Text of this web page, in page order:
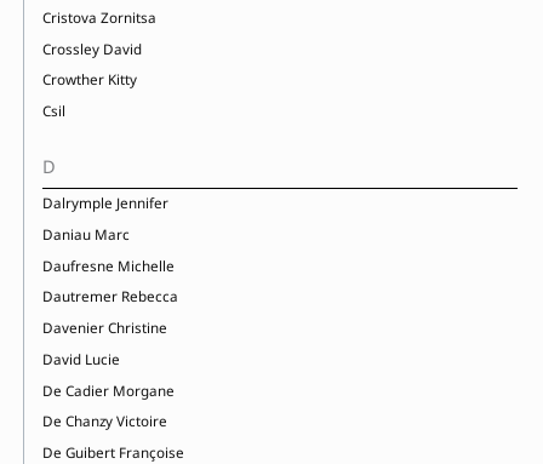
Cristova Zornitsa
Crossley David
Crowther Kitty
Csil
D
Dalrymple Jennifer
Daniau Marc
Daufresne Michelle
Dautremer Rebecca
Davenier Christine
David Lucie
De Cadier Morgane
De Chanzy Victoire
De Guibert Françoise